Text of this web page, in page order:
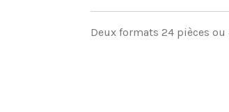
Deux formats 24 pièces ou